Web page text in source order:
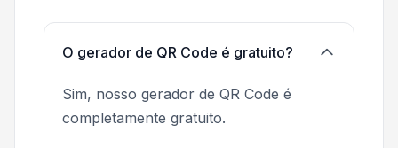
O gerador de QR Code é gratuito?
Sim, nosso gerador de QR Code é
completamente gratuito.